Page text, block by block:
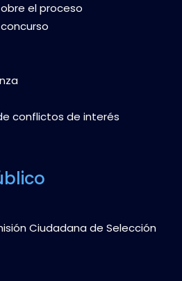
el proceso
conflictos de interés
Ciudadana de Selección